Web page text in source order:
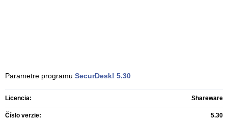
Parametre programu SecurDesk! 5.30
Licencia: Shareware
Číslo verzie: 5.30